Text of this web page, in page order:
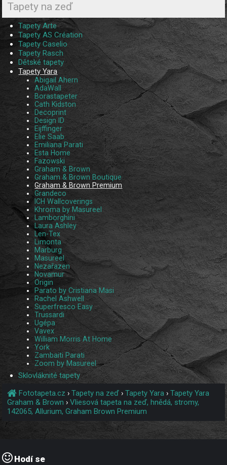
Tapety na zeď
Tapety Arte
Tapety AS Création
Tapety Caselio
Tapety Rasch
Dětské tapety
Tapety Yara
Abigail Ahern
AdaWall
Borastapeter
Cath Kidston
Decoprint
Design ID
Eijffinger
Elie Saab
Emiliana Parati
Esta Home
Fazowski
Graham & Brown
Graham & Brown Boutique
Graham & Brown Premium
Grandeco
ICH Wallcoverings
Khroma by Masureel
Lamborghini
Laura Ashley
Len-Tex
Limonta
Marburg
Masureel
Nezařazen
Novamur
Origin
Parato by Cristiana Masi
Rachel Ashwell
Superfresco Easy
Trussardi
Ugépa
Vavex
William Morris At Home
York
Zambaiti Parati
Zoom by Masureel
Sklovláknité tapety
Fototapeta.cz ›Tapety na zeď ›Tapety Yara ›Tapety Yara
Graham & Brown ›Vliesová tapeta na zeď, hnědá, stromy,
142065, Allurium, Graham Brown Premium
Hodí se